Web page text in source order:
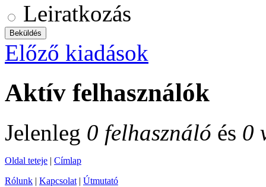
Leiratkozás
Előző kiadások
Aktív felhasználók
Jelenleg 0 felhasználó és 0
Oldal teteje | Címlap
Rólunk | Kapcsolat | Útmutató